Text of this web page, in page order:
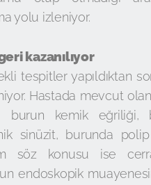
yolu izleniyor.
kazanılıyor
tespitler yapıldıktan
Hastada mevcut
burun kemik eğriliği,
sinüzit, burunda
söz konusu ise
endoskopik